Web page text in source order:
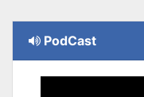
PodCast